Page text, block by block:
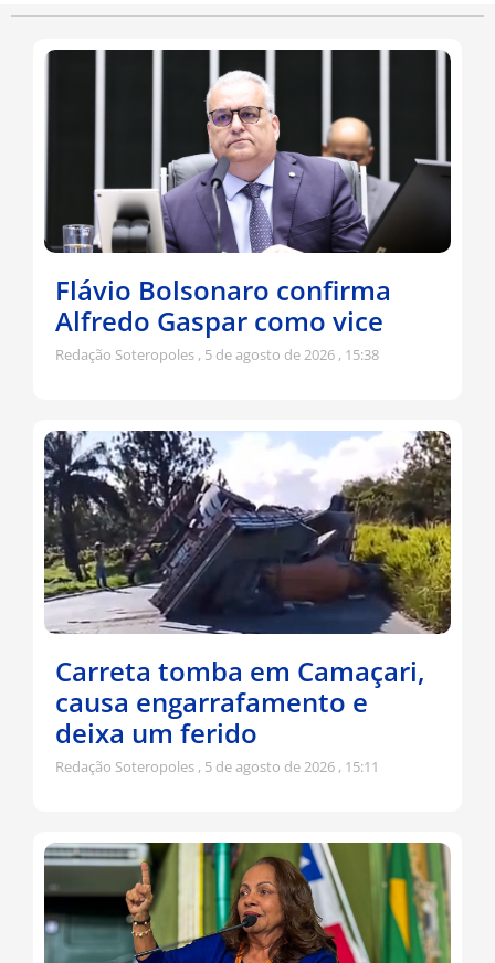
Flávio Bolsonaro confirma
Alfredo Gaspar como vice
Redação Soteropoles 5 de agosto de 2026 15:38
Carreta tomba em Camaçari,
causa engarrafamento e
deixa um ferido
Redação Soteropoles 5 de agosto de 2026 15:11